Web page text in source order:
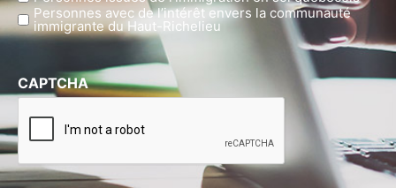
Personnes avec de l’intérêt envers la communauté
immigrante du Haut-Richelieu
CAPTCHA